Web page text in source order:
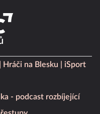
Hráči na Blesku
iSport
- podcast rozbíjející